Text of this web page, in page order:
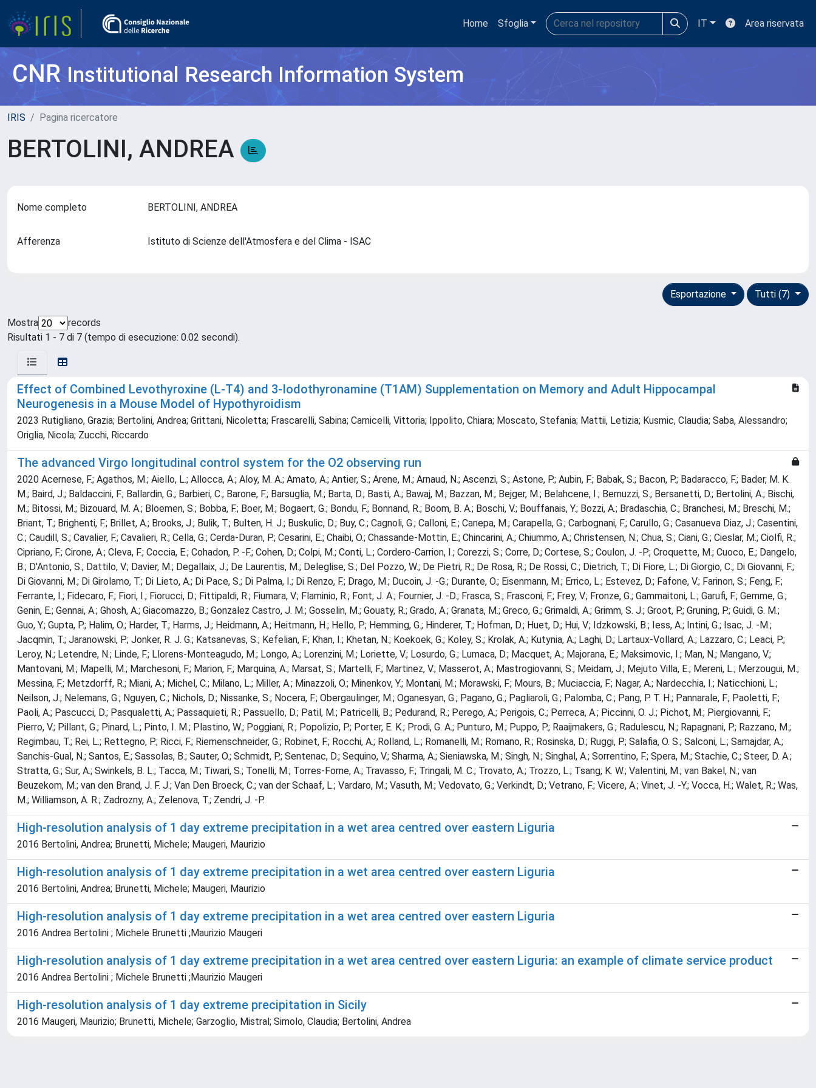
Home Sfoglia IT Area riservata
CNRInstitutional Research Information System
IRIS Pagina ricercatore
BERTOLINI, ANDREA
Nome completo BERTOLINI, ANDREA
Afferenza Istituto di Scienze dell'Atmosfera e del Clima - ISAC
Tutti (7)
Esportazione
Mostra
records
Risultati 1 - 7 di 7 (tempo di esecuzione: 0.02 secondi).
Effect of Combined Levothyroxine (L-T4) and 3-Iodothyronamine (T1AM) Supplementation on Memory and Adult Hippocampal
Neurogenesis in a Mouse Model of Hypothyroidism
2023 Rutigliano, Grazia; Bertolini, Andrea; Grittani, Nicoletta; Frascarelli, Sabina; Carnicelli, Vittoria; Ippolito, Chiara; Moscato, Stefania; Mattii, Letizia; Kusmic, Claudia; Saba, Alessandro;
Origlia, Nicola; Zucchi, Riccardo
The advanced Virgo longitudinal control system for the O2 observing run
2020 Acernese, F.; Agathos, M.; Aiello, L.; Allocca, A.; Aloy, M. A.; Amato, A.; Antier, S.; Arene, M.; Arnaud, N.; Ascenzi, S.; Astone, P.; Aubin, F.; Babak, S.; Bacon, P.; Badaracco, F.; Bader, M. K.
M.; Baird, J.; Baldaccini, F.; Ballardin, G.; Barbieri, C.; Barone, F.; Barsuglia, M.; Barta, D.; Basti, A.; Bawaj, M.; Bazzan, M.; Bejger, M.; Belahcene, I.; Bernuzzi, S.; Bersanetti, D.; Bertolini, A.; Bischi,
M.; Bitossi, M.; Bizouard, M. A.; Bloemen, S.; Bobba, F.; Boer, M.; Bogaert, G.; Bondu, F.; Bonnand, R.; Boom, B. A.; Boschi, V.; Bouffanais, Y.; Bozzi, A.; Bradaschia, C.; Branchesi, M.; Breschi, M.;
Briant, T.; Brighenti, F.; Brillet, A.; Brooks, J.; Bulik, T.; Bulten, H. J.; Buskulic, D.; Buy, C.; Cagnoli, G.; Calloni, E.; Canepa, M.; Carapella, G.; Carbognani, F.; Carullo, G.; Casanueva Diaz, J.; Casentini,
C.; Caudill, S.; Cavalier, F.; Cavalieri, R.; Cella, G.; Cerda-Duran, P.; Cesarini, E.; Chaibi, O.; Chassande-Mottin, E.; Chincarini, A.; Chiummo, A.; Christensen, N.; Chua, S.; Ciani, G.; Cieslar, M.; Ciolfi, R.;
Cipriano, F.; Cirone, A.; Cleva, F.; Coccia, E.; Cohadon, P. -F.; Cohen, D.; Colpi, M.; Conti, L.; Cordero-Carrion, I.; Corezzi, S.; Corre, D.; Cortese, S.; Coulon, J. -P.; Croquette, M.; Cuoco, E.; Dangelo,
B.; D'Antonio, S.; Dattilo, V.; Davier, M.; Degallaix, J.; De Laurentis, M.; Deleglise, S.; Del Pozzo, W.; De Pietri, R.; De Rosa, R.; De Rossi, C.; Dietrich, T.; Di Fiore, L.; Di Giorgio, C.; Di Giovanni, F.;
Di Giovanni, M.; Di Girolamo, T.; Di Lieto, A.; Di Pace, S.; Di Palma, I.; Di Renzo, F.; Drago, M.; Ducoin, J. -G.; Durante, O.; Eisenmann, M.; Errico, L.; Estevez, D.; Fafone, V.; Farinon, S.; Feng, F.;
Ferrante, I.; Fidecaro, F.; Fiori, I.; Fiorucci, D.; Fittipaldi, R.; Fiumara, V.; Flaminio, R.; Font, J. A.; Fournier, J. -D.; Frasca, S.; Frasconi, F.; Frey, V.; Fronze, G.; Gammaitoni, L.; Garufi, F.; Gemme, G.;
Genin, E.; Gennai, A.; Ghosh, A.; Giacomazzo, B.; Gonzalez Castro, J. M.; Gosselin, M.; Gouaty, R.; Grado, A.; Granata, M.; Greco, G.; Grimaldi, A.; Grimm, S. J.; Groot, P.; Gruning, P.; Guidi, G. M.;
Guo, Y.; Gupta, P.; Halim, O.; Harder, T.; Harms, J.; Heidmann, A.; Heitmann, H.; Hello, P.; Hemming, G.; Hinderer, T.; Hofman, D.; Huet, D.; Hui, V.; Idzkowski, B.; Iess, A.; Intini, G.; Isac, J. -M.;
Jacqmin, T.; Jaranowski, P.; Jonker, R. J. G.; Katsanevas, S.; Kefelian, F.; Khan, I.; Khetan, N.; Koekoek, G.; Koley, S.; Krolak, A.; Kutynia, A.; Laghi, D.; Lartaux-Vollard, A.; Lazzaro, C.; Leaci, P.;
Leroy, N.; Letendre, N.; Linde, F.; Llorens-Monteagudo, M.; Longo, A.; Lorenzini, M.; Loriette, V.; Losurdo, G.; Lumaca, D.; Macquet, A.; Majorana, E.; Maksimovic, I.; Man, N.; Mangano, V.;
Mantovani, M.; Mapelli, M.; Marchesoni, F.; Marion, F.; Marquina, A.; Marsat, S.; Martelli, F.; Martinez, V.; Masserot, A.; Mastrogiovanni, S.; Meidam, J.; Mejuto Villa, E.; Mereni, L.; Merzougui, M.;
Messina, F.; Metzdorff, R.; Miani, A.; Michel, C.; Milano, L.; Miller, A.; Minazzoli, O.; Minenkov, Y.; Montani, M.; Morawski, F.; Mours, B.; Muciaccia, F.; Nagar, A.; Nardecchia, I.; Naticchioni, L.;
Neilson, J.; Nelemans, G.; Nguyen, C.; Nichols, D.; Nissanke, S.; Nocera, F.; Obergaulinger, M.; Oganesyan, G.; Pagano, G.; Pagliaroli, G.; Palomba, C.; Pang, P. T. H.; Pannarale, F.; Paoletti, F.;
Paoli, A.; Pascucci, D.; Pasqualetti, A.; Passaquieti, R.; Passuello, D.; Patil, M.; Patricelli, B.; Pedurand, R.; Perego, A.; Perigois, C.; Perreca, A.; Piccinni, O. J.; Pichot, M.; Piergiovanni, F.;
Pierro, V.; Pillant, G.; Pinard, L.; Pinto, I. M.; Plastino, W.; Poggiani, R.; Popolizio, P.; Porter, E. K.; Prodi, G. A.; Punturo, M.; Puppo, P.; Raaijmakers, G.; Radulescu, N.; Rapagnani, P.; Razzano, M.;
Regimbau, T.; Rei, L.; Rettegno, P.; Ricci, F.; Riemenschneider, G.; Robinet, F.; Rocchi, A.; Rolland, L.; Romanelli, M.; Romano, R.; Rosinska, D.; Ruggi, P.; Salafia, O. S.; Salconi, L.; Samajdar, A.;
Sanchis-Gual, N.; Santos, E.; Sassolas, B.; Sauter, O.; Schmidt, P.; Sentenac, D.; Sequino, V.; Sharma, A.; Sieniawska, M.; Singh, N.; Singhal, A.; Sorrentino, F.; Spera, M.; Stachie, C.; Steer, D. A.;
Stratta, G.; Sur, A.; Swinkels, B. L.; Tacca, M.; Tiwari, S.; Tonelli, M.; Torres-Forne, A.; Travasso, F.; Tringali, M. C.; Trovato, A.; Trozzo, L.; Tsang, K. W.; Valentini, M.; van Bakel, N.; van
Beuzekom, M.; van den Brand, J. F. J.; Van Den Broeck, C.; van der Schaaf, L.; Vardaro, M.; Vasuth, M.; Vedovato, G.; Verkindt, D.; Vetrano, F.; Vicere, A.; Vinet, J. -Y.; Vocca, H.; Walet, R.; Was,
M.; Williamson, A. R.; Zadrozny, A.; Zelenova, T.; Zendri, J. -P.
High-resolution analysis of 1 day extreme precipitation in a wet area centred over eastern Liguria
2016 Bertolini, Andrea; Brunetti, Michele; Maugeri, Maurizio
High-resolution analysis of 1 day extreme precipitation in a wet area centred over eastern Liguria
2016 Bertolini, Andrea; Brunetti, Michele; Maugeri, Maurizio
High-resolution analysis of 1 day extreme precipitation in a wet area centred over eastern Liguria
2016 Andrea Bertolini ; Michele Brunetti ;Maurizio Maugeri
High-resolution analysis of 1 day extreme precipitation in a wet area centred over eastern Liguria: an example of climate service product
2016 Andrea Bertolini ; Michele Brunetti ;Maurizio Maugeri
High-resolution analysis of 1 day extreme precipitation in Sicily
2016 Maugeri, Maurizio; Brunetti, Michele; Garzoglio, Mistral; Simolo, Claudia; Bertolini, Andrea